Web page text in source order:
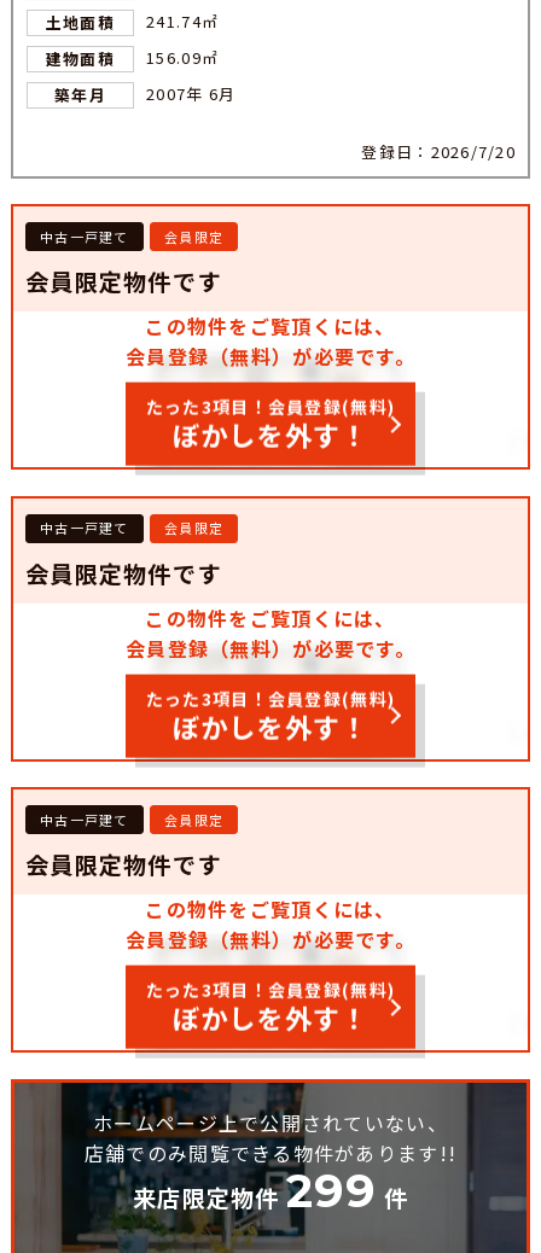
土地面積
241.74㎡
建物面積
156.09㎡
築年月
2007年 6月
登録日：2026/7/20
中古一戸建て 会員限定
会員限定物件です
この物件をご覧頂くには、
会員登録（無料）が必要です。
たった3項目！会員登録(無料)
ぼかしを外す！
中古一戸建て 会員限定
会員限定物件です
この物件をご覧頂くには、
会員登録（無料）が必要です。
たった3項目！会員登録(無料)
ぼかしを外す！
中古一戸建て 会員限定
会員限定物件です
この物件をご覧頂くには、
会員登録（無料）が必要です。
たった3項目！会員登録(無料)
ぼかしを外す！
ホームページ上で公開されていない、
店舗でのみ閲覧できる物件があります!!
来店限定物件299 件